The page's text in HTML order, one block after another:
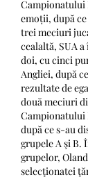
Campionatului
emoții, după
trei meciuri
cealaltă, SUA
doi, cu cinci
Angliei, după
rezultate de
două meciuri
Campionatului
după ce s-au
grupele A şi B.
grupelor,
selecţionatei